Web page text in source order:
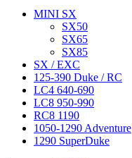
MINI SX
SX50
SX65
SX85
SX / EXC
125-390 Duke / RC
LC4 640-690
LC8 950-990
RC8 1190
1050-1290 Adventure
1290 SuperDuke